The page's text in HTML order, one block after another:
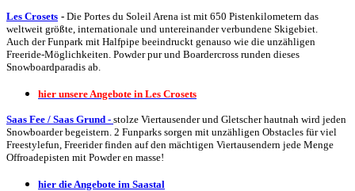
Les Crosets - Die Portes du Soleil Arena ist mit 650 Pistenkilometern das
weltweit größte, internationale und untereinander verbundene Skigebiet.
Auch der Funpark mit Halfpipe beeindruckt genauso wie die unzähligen
Freeride-Möglichkeiten. Powder pur und Boardercross runden dieses
Snowboardparadis ab.
hier unsere Angebote in Les Crosets
Saas Fee / Saas Grund - stolze Viertausender und Gletscher hautnah wird jeden
Snowboarder begeistern. 2 Funparks sorgen mit unzähligen Obstacles für viel
Freestylefun, Freerider finden auf den mächtigen Viertausendern jede Menge
Offroadepisten mit Powder en masse!
hier die Angebote im Saastal